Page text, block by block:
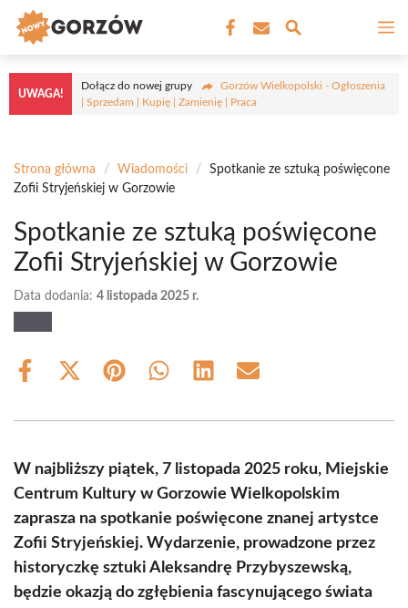
Przejdź
treści
UWAGA!
Dołącz do nowej grupy
Gorzów Wielkopolski - Ogłoszenia
| Sprzedam | Kupię | Zamienię | Praca
Strona główna / Wiadomości /
Spotkanie ze sztuką poświęcone
Zofii Stryjeńskiej w Gorzowie
Spotkanie ze sztuką poświęcone
Zofii Stryjeńskiej w Gorzowie
Data dodania: 4 listopada 2025 r.
Share
Share
(Twitter)
Share Share Share Share
W najbliższy piątek, 7 listopada 2025 roku, Miejskie
Centrum Kultury w Gorzowie Wielkopolskim
zaprasza na spotkanie poświęcone znanej artystce
Zofii Stryjeńskiej. Wydarzenie, prowadzone przez
historyczkę sztuki Aleksandrę Przybyszewską,
będzie okazją do zgłębienia fascynującego świata